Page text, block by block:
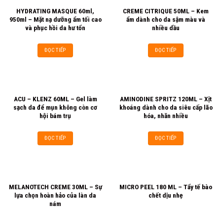
HYDRATING MASQUE 60ml,
950ml – Mặt nạ dưỡng ẩm tối cao
và phục hồi da hư tổn
ĐỌC TIẾP
CREME CITRIQUE 50ML – Kem
ẩm dành cho da sậm màu và
nhiều dầu
ĐỌC TIẾP
ACU – KLENZ 60ML – Gel làm
sạch da để mụn không còn cơ
hội bám trụ
ĐỌC TIẾP
AMINODINE SPRITZ 120ML – Xịt
khoáng dành cho da siêu cấp lão
hóa, nhăn nhiều
ĐỌC TIẾP
MELANOTECH CREME 30ML – Sự
lựa chọn hoàn hảo của làn da
nám
MICRO PEEL 180 ML – Tẩy tế bào
chết dịu nhẹ